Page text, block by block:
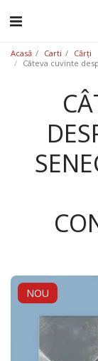
Acasă Carti
Cărți
Câteva cuvinte
NOU